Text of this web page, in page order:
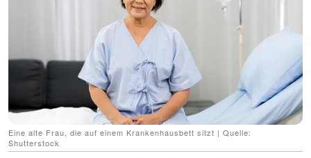
Eine alte Frau, die auf einem Krankenhausbett sitzt | Quelle:
Shutterstock